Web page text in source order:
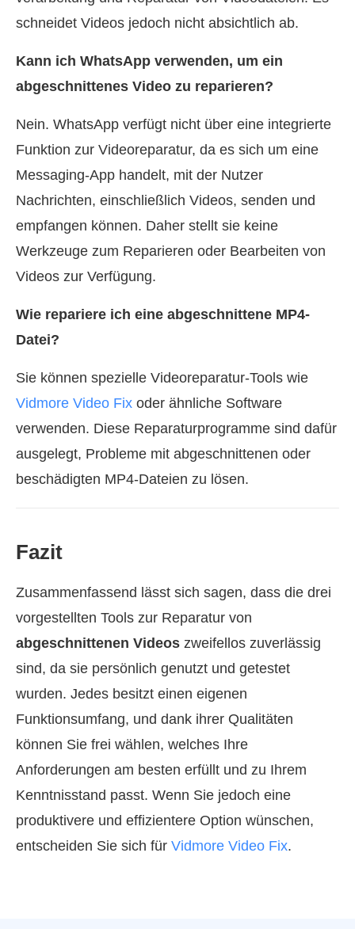
schneidet Videos jedoch nicht absichtlich ab.
Kann ich WhatsApp verwenden, um ein
abgeschnittenes Video zu reparieren?
Nein. WhatsApp verfügt nicht über eine integrierte
Funktion zur Videoreparatur, da es sich um eine
Messaging‑App handelt, mit der Nutzer
Nachrichten, einschließlich Videos, senden und
empfangen können. Daher stellt sie keine
Werkzeuge zum Reparieren oder Bearbeiten von
Videos zur Verfügung.
Wie repariere ich eine abgeschnittene MP4-
Datei?
Sie können spezielle Videoreparatur-Tools wie
Vidmore Video Fix oder ähnliche Software
verwenden. Diese Reparaturprogramme sind dafür
ausgelegt, Probleme mit abgeschnittenen oder
beschädigten MP4-Dateien zu lösen.
Fazit
Zusammenfassend lässt sich sagen, dass die drei
vorgestellten Tools zur Reparatur von
abgeschnittenen Videos zweifellos zuverlässig
sind, da sie persönlich genutzt und getestet
wurden. Jedes besitzt einen eigenen
Funktionsumfang, und dank ihrer Qualitäten
können Sie frei wählen, welches Ihre
Anforderungen am besten erfüllt und zu Ihrem
Kenntnisstand passt. Wenn Sie jedoch eine
produktivere und effizientere Option wünschen,
entscheiden Sie sich für Vidmore Video Fix.